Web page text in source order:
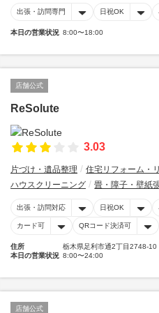
出張・訪問専門 日祝OK
本日の営業状況 8:00〜18:00
店舗公式
ReSolute
3.03
片づけ・遺品整理
住宅リフォーム・
ハウスクリーニング
畳・障子・壁紙
出張・訪問対応 日祝OK
カード可 QRコード決済可
住所
栃木県足利市通2丁目2748-10
本日の営業状況 8:00〜24:00
店舗公式